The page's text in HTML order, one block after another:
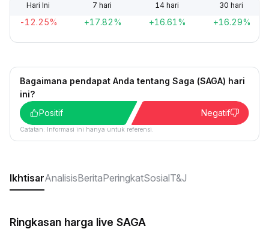
Hari Ini 7 hari 14 hari 30 hari
-12.25% +17.82% +16.61% +16.29%
Bagaimana pendapat Anda tentang Saga (SAGA) hari
ini?
Positif
Negatif
Catatan: Informasi ini hanya untuk referensi.
IkhtisarAnalisisBeritaPeringkatSosialT&J
Ringkasan harga live SAGA